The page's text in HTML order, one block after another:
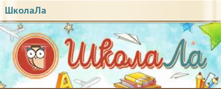
ШколаЛа